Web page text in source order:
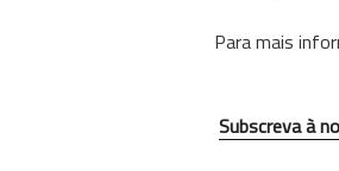
Para mais
Subscreva à